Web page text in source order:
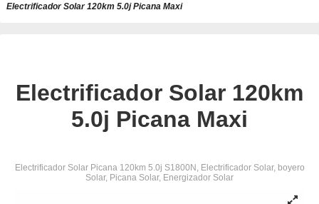
Electrificador Solar 120km 5.0j Picana Maxi
Electrificador Solar 120km
5.0j Picana Maxi
Electrificador Solar Picana 120km 5.0j S1800N, Electrificador Solar, boyero
Solar, Picana Solar, Energizador Solar